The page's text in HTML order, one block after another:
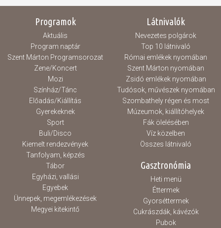
Programok
Aktuális
Program naptár
Szent Márton Programsorozat
Zene/Koncert
Mozi
Színház/Tánc
Előadás/Kiállítás
Gyerekeknek
Sport
Buli/Disco
Kiemelt rendezvények
Tanfolyam, képzés
Tábor
Egyházi, vallási
Egyebek
Ünnepek, megemlékezések
Megyei kitekintő
Látnivalók
Nevezetes polgárok
Top 10 látnivaló
Római emlékek nyomában
Szent Márton nyomában
Zsidó emlékek nyomában
Tudósok, művészek nyomában
Szombathely régen és most
Múzeumok, kiállítóhelyek
Fák ölelésében
Víz közelben
Összes látnivaló
Gasztronómia
Heti menü
Éttermek
Gyorséttermek
Cukrászdák, kávézók
Pubok